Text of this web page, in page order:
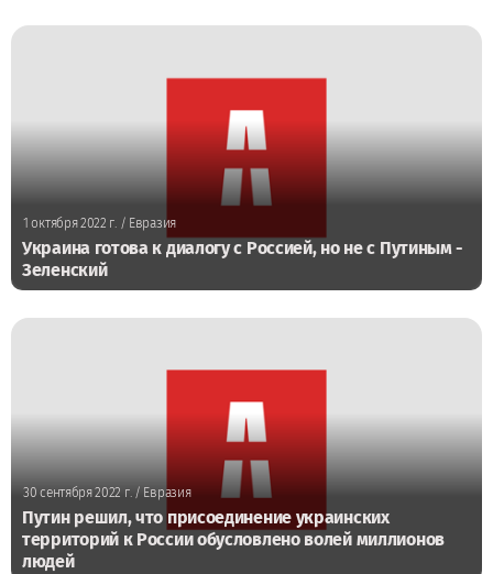
1 октября 2022 г. / Евразия
Украина готова к диалогу с Россией, но не с Путиным -
Зеленский
30 сентября 2022 г./ Евразия
Путин решил, что присоединение украинских
территорий к России обусловлено волей миллионов
людей